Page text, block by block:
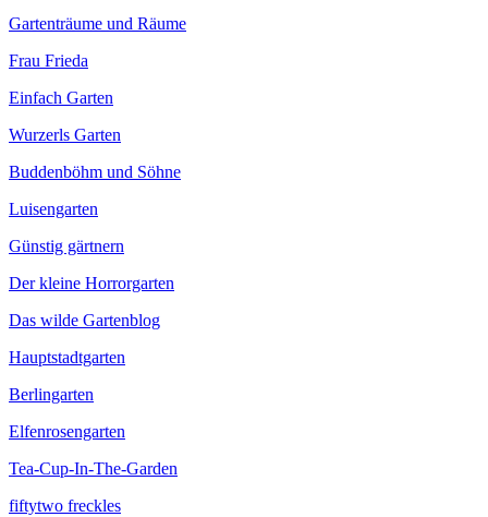
Gartenträume und Räume
Frau Frieda
Einfach Garten
Wurzerls Garten
Buddenböhm und Söhne
Luisengarten
Günstig gärtnern
Der kleine Horrorgarten
Das wilde Gartenblog
Hauptstadtgarten
Berlingarten
Elfenrosengarten
Tea-Cup-In-The-Garden
fiftytwo freckles